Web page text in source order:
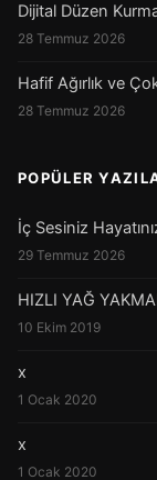
Dijital Düzen
28 Temmuz 2026
Hafif Ağırlık ve
28 Temmuz 2026
POPÜLER
İç Sesiniz
29 Temmuz 2026
HIZLI YAĞ
10 Ekim 2019
x
1 Ocak 2020
x
1 Ocak 2020